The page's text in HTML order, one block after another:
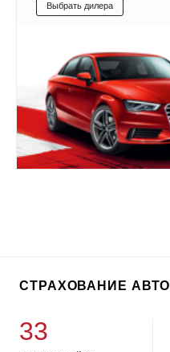
Выбрать дилера
СТРАХОВАНИЕ АВТО
33